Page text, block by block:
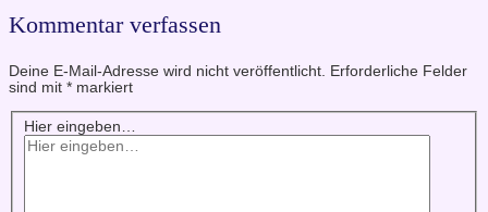
Kommentar verfassen
Deine E-Mail-Adresse wird nicht veröffentlicht. Erforderliche Felder
sind mit * markiert
Hier eingeben…